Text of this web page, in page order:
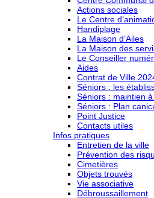
Actions sociales
Le Centre
Handiplage
La Maison d’Ailes
La Maison des
Le Conseiller
Aides
Contrat de Ville
Séniors : les
Séniors : maintien
Séniors : Plan
Point Justice
Contacts utiles
Infos pratiques
Entretien de la ville
Prévention des
Cimetières
Objets trouvés
Vie associative
Débroussaillement